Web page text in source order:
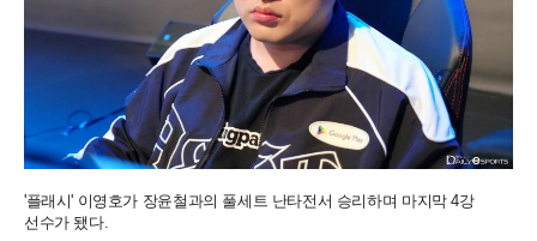
'플래시' 이영호가 장윤철과의 풀세트 난타전서 승리하며 마지막 4강
선수가 됐다.